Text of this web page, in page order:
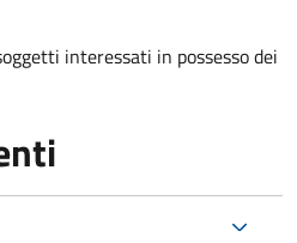
interessati in possesso dei